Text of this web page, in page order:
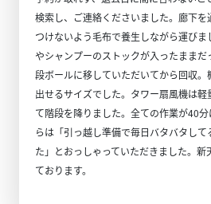
検索し、ご連絡くださいました。廊下
つけないよう毛布で養生しながら運び
やシャンプーのストックが入ったまま
段ボールに移していただいてから回収
出せるサイズでした。タワー扇風機は
て階段を降りました。全ての作業が40
らは「引っ越し準備で毎日バタバタし
た」とおっしゃっていただきました。
ております。